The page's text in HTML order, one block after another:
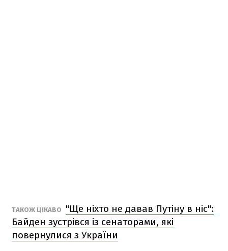
ТАКОЖ ЦІКАВО
"Ще ніхто не давав Путіну в ніс":
Байден зустрівся із сенаторами, які
повернулися з України